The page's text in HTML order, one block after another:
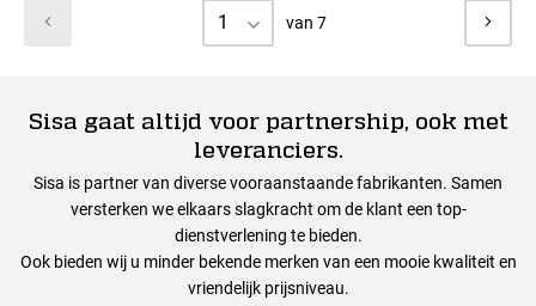
1 van 7
Sisa gaat altijd voor partnership, ook met
leveranciers.
Sisa is partner van diverse vooraanstaande fabrikanten. Samen
versterken we elkaars slagkracht om de klant een top-
dienstverlening te bieden.
Ook bieden wij u minder bekende merken van een mooie kwaliteit en
vriendelijk prijsniveau.